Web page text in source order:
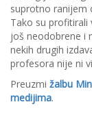
suprotno ranijem
Tako su profitirali
još neodobrene i
nekih drugih
profesora nije ni
Preuzmi žalbu
medijima.